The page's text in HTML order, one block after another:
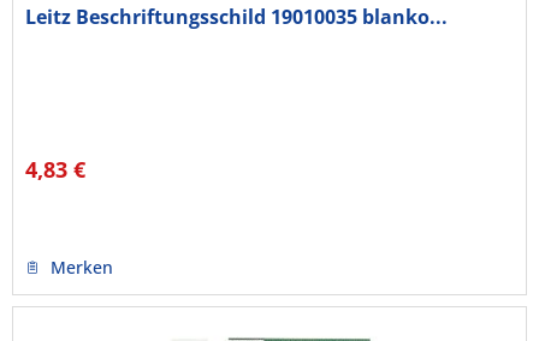
Leitz Beschriftungsschild 19010035 blanko...
4,83 €
Merken